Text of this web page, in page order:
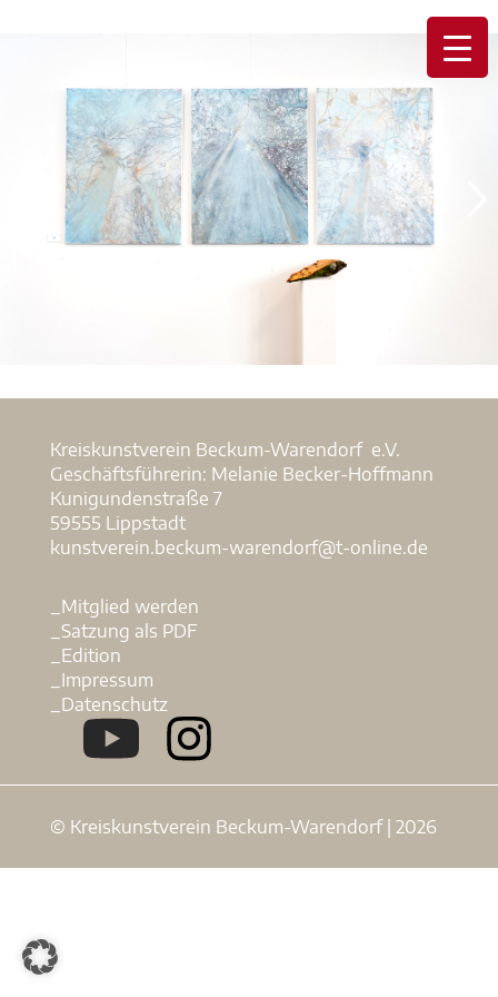
Kreiskunstverein Beckum-Warendorf e.V.
Geschäftsführerin: Melanie Becker-Hoffmann
Kunigundenstraße 7
59555 Lippstadt
kunstverein.beckum-warendorf@t-online.de
_Mitglied werden
_Satzung als PDF
_Edition
_Impressum
_Datenschutz
© Kreiskunstverein Beckum-Warendorf | 2026